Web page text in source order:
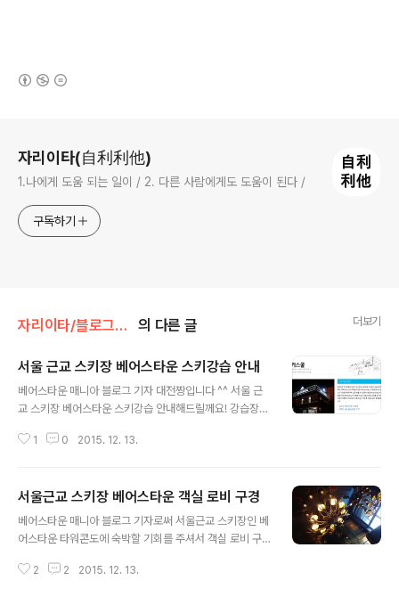
자리이타(自利利他)
1.나에게 도움 되는 일이 / 2. 다른 사람에게도 도움이 된다 /
구독하기
자리이타/블로그기자단 의 다른 글 더보기
서울 근교 스키장 베어스타운 스키강습 안내
베어스타운 매니아 블로그 기자 대전짱입니다 ^^ 서울 근
교 스키장 베어스타운 스키강습 안내해드릴께요! 강습장
입니다 ^^ 스키 강습중 직원분들이 아이들에게 따듯하게
1 0 2015. 12. 13.
서울근교 스키장 베어스타운 객실 로비 구경
베어스타운 매니아 블로그 기자로써 서울근교 스키장인 베
어스타운 타워콘도에 숙박할 기회를 주셔서 객실 로비 구
봤어요 ^^ 체크인을 위해 3층에 있는 로비를 갔는데 크리
2 2 2015. 12. 13.